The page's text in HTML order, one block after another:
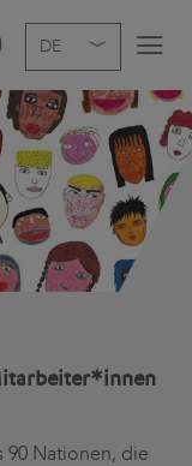
DE
IT
EN
90 Nationen, die